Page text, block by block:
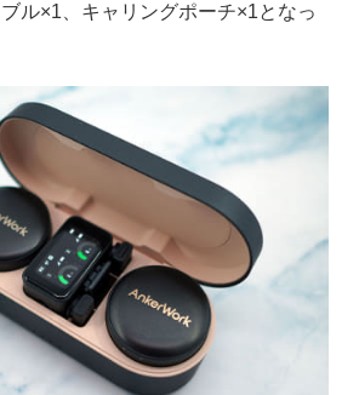
ル×1、キャリングポーチ×1となっ